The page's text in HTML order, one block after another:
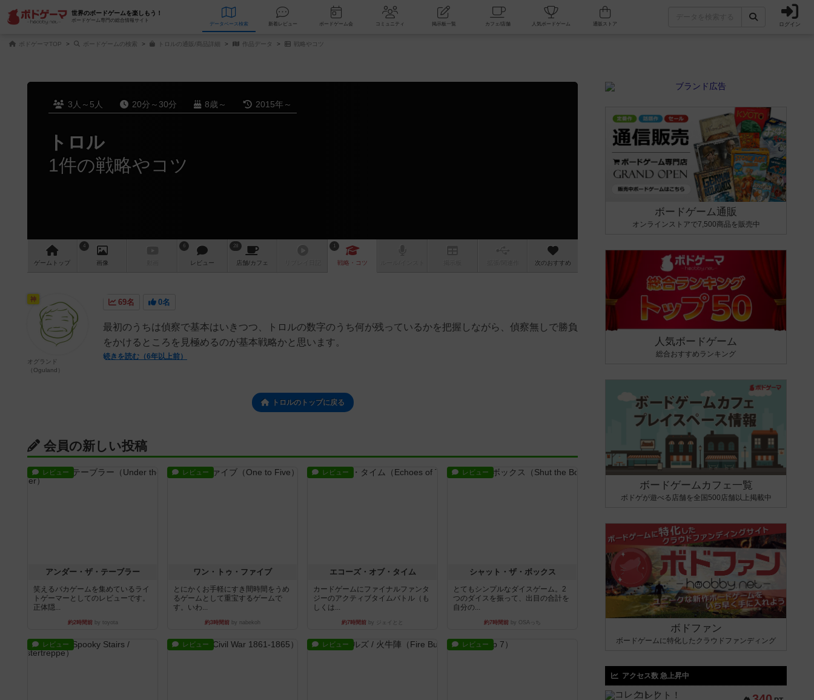
世界のボードゲームを楽しもう！
ボードゲーム専門の総合情報サイト
データベース 検索 新着レビュー ボードゲーム会 コミュニティ 掲示板一覧 カフェ/店舗 人気ボードゲーム ログイン
ボドゲーマTOP ボードゲームの検索 トロルの通販/商品詳細 作品データ 戦略やコツ
3人～5人 20分～30分 8歳～ 2015年～
トロル
1件の戦略やコツ
ゲーム トップ
4
画像
6
レビュー
28
店舗/カフェ
1
戦略 ・コツ 次のおすすめ
69名 0名
最初のうちは偵察で基本はいきつつ、トロルの数字のうち何が残っているかを把握しながら、偵察無しで勝負
をかけるところを見極めるのが基本戦略かと思います。
続きを読む（6年以上前）
神
オグランド
（Oguland）
トロルのトップに戻る
会員の新しい投稿
レビュー
アンダー・ザ・テーブラー
笑えるバカゲームを集めているライ
トゲーマーとしてのレビューです。
正体隠...
約2時間前by toyota
レビュー
ワン・トゥ・ファイブ
とにかくお手軽にすき間時間をうめ
るゲームとして重宝するゲームで
す。いわ...
約3時間前 by nabekoh
レビュー
エコーズ・オブ・タイム
カードゲームにファイナルファンタ
ジーのアクティブタイムバトル（も
しくは...
約7時間前 by ジェイとと
レビュー
シャット・ザ・ボックス
とてもシンプルなダイスゲーム。2
つのダイスを振って、出目の合計を
自分の...
約7時間前 by OSAっち
レビュー レビュー レビュー レビュー
ボードゲーム通販
オンラインストアで7,500商品を販売中
人気ボードゲーム
総合おすすめランキング
ボードゲームカフェ一覧
ボドゲが遊べる店舗を全国500店舗以上掲載中
ボドファン
ボードゲームに特化したクラウドファンディング
アクセス数 急上昇中
コレクト！